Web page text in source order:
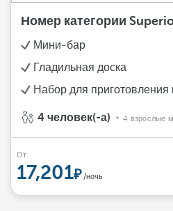
Номер категории
Мини-бар
Гладильная доска
Набор для приготовления
4 человек(-а) 4 взрослые
От
17,201 /ночь